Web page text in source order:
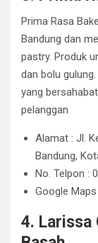
Prima Rasa
Bandung dan
pastry. Produk
dan bolu
yang
pelanggan
Alamat : Jl.
Bandung,
No. Telpon :
Google Maps
4. Larissa